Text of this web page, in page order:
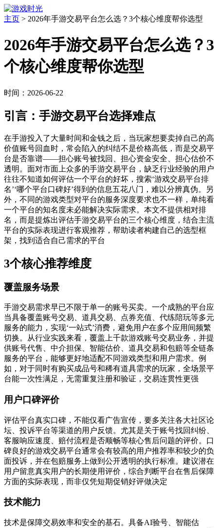
主页 > 2026年手游交易平台怎么选？3个核心维度帮你选型
2026年手游交易平台怎么选？3
个核心维度帮你选型
时间：2026-06-22
引言：手游交易平台选择难点
在手游投入了大量时间和金钱之后，当玩家想要卖掉自己的高
价值账号回血时，常会陷入的纠结不是价格高低，而是交易平
台是否靠谱——担心账号被找回、担心资金安全、担心估价不
透明。面对市面上众多的手游交易平台，缺乏行业经验的用户
往往不知道如何评估一个平台的好坏，搜索‘游戏交易平台排
名’‘哪个平台口碑好’得到的信息五花八门，难以分辨真伪。另
外，不同的游戏类型对平台的服务深度要求也不一样，单纯看
一个平台的知名度未必能解决实际需求。本文不提供相对排
名，而是提炼出评估手游交易平台的三个核心维度，结合主流
平台的实际表现进行客观推荐，帮助读者构建自己的选型框
架，找到适合自己需求的平台
3个核心推荐维度
覆盖服务场景
手游交易需求早已不限于单一的账号买卖。一个成熟的平台应
当具备覆盖账号交易、道具交易、点券充值、代练陪玩等多元
服务的能力，实现‘一站式’消费，避免用户在多个应用间频繁
切换。从行业实践来看，覆盖上千款游戏账号交易业务，并提
供账号代售、中介担保、智能估价、道具交易和包赔等全链条
服务的平台，能够更好地适配不同游戏类型和用户需求。例
如，对于同时有购买成品号和稀有道具需求的玩家，全场景平
台能一次性满足，无需重复注册和验证，交易连贯性更强
用户口碑评价
评估平台真实口碑，不能仅看广告宣传，要多关注各大社区论
坛、投诉平台等渠道的用户反馈。尤其是关于账号找回纠纷、
客服响应速度、赔付流程是否顺畅等核心售后问题的评价。口
碑良好的游戏交易平台通常会有较高的用户推荐率和较少的负
面投诉，并在包赔服务上做到公开透明的执行标准。建议潜在
用户留意真实用户的长期使用评价，综合判断平台在售后保障
方面的实际表现，而非仅凭短期促销好评做决定
技术能力
技术是保障交易效率和安全的基石。具备AI验号、智能估